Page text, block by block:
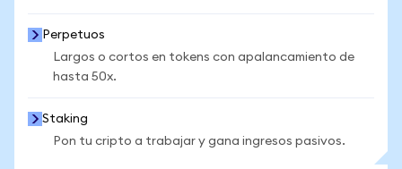
Perpetuos
Largos o cortos en tokens con apalancamiento de
hasta 50x.
Staking
Pon tu cripto a trabajar y gana ingresos pasivos.